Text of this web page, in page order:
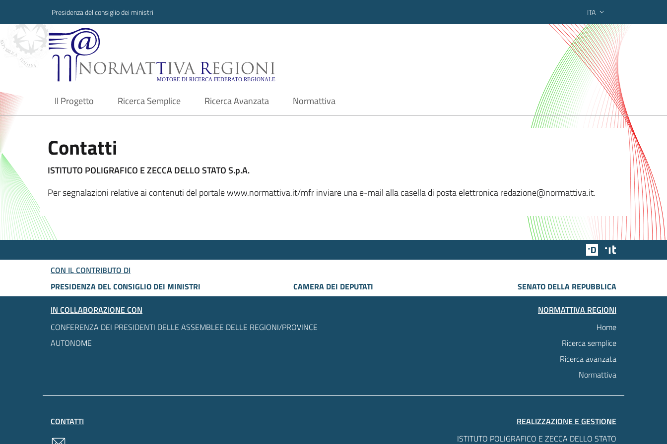
Presidenza del consiglio dei ministri ITA
Normattiva Regioni - Motore di ricerca federato regionale
Il Progetto
current Ricerca Semplice Ricerca Avanzata Normattiva
Contatti
ISTITUTO POLIGRAFICO E ZECCA DELLO STATO S.p.A.
Per segnalazioni relative ai contenuti del portale www.normattiva.it/mfr inviare una e-mail alla casella di posta elettronica redazione@normattiva.it.
Team Digitale
CON IL CONTRIBUTO DI
PRESIDENZA DEL CONSIGLIO DEI MINISTRI
CAMERA DEI DEPUTATI
SENATO DELLA REPUBBLICA
IN COLLABORAZIONE CON
CONFERENZA DEI PRESIDENTI DELLE ASSEMBLEE DELLE REGIONI/PROVINCE
AUTONOME
NORMATTIVA REGIONI
Home
Ricerca semplice
Ricerca avanzata
Normattiva
CONTATTI
REALIZZAZIONE E GESTIONE
ISTITUTO POLIGRAFICO E ZECCA DELLO STATO